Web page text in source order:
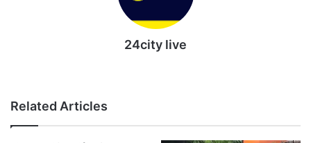
24city live
Related Articles